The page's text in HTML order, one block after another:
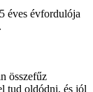
éves évfordulója
összefűz
tud oldódni, és jól